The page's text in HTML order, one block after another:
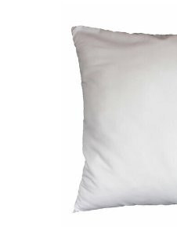
évolutions des
Lit mezzanine
Fabriqué en
bois massif,
adolescents, et
Le lit Clem est
pas aux enfants